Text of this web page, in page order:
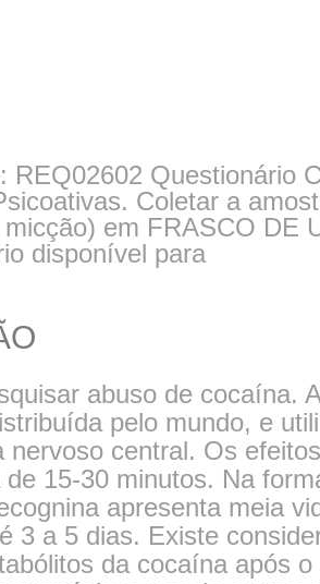
REQ02602 Questionário
Coletar a
em FRASCO DE
disponível para
abuso de cocaína.
pelo mundo, e
nervoso central. Os
15-30 minutos. Na
apresenta meia
3 a 5 dias. Existe
da cocaína após